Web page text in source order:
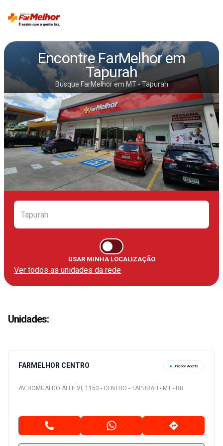
Encontre FarMelhor em
Tapurah
Busque FarMelhor em MT - Tapurah
USAR MINHA LOCALIZAÇÃO
Ver todos as unidades da rede
Unidades:
FARMELHOR CENTRO Unidade Aberta
AV ROMUALDO ALLIEVI, 1153 - CENTRO - TAPURAH - MT - BR